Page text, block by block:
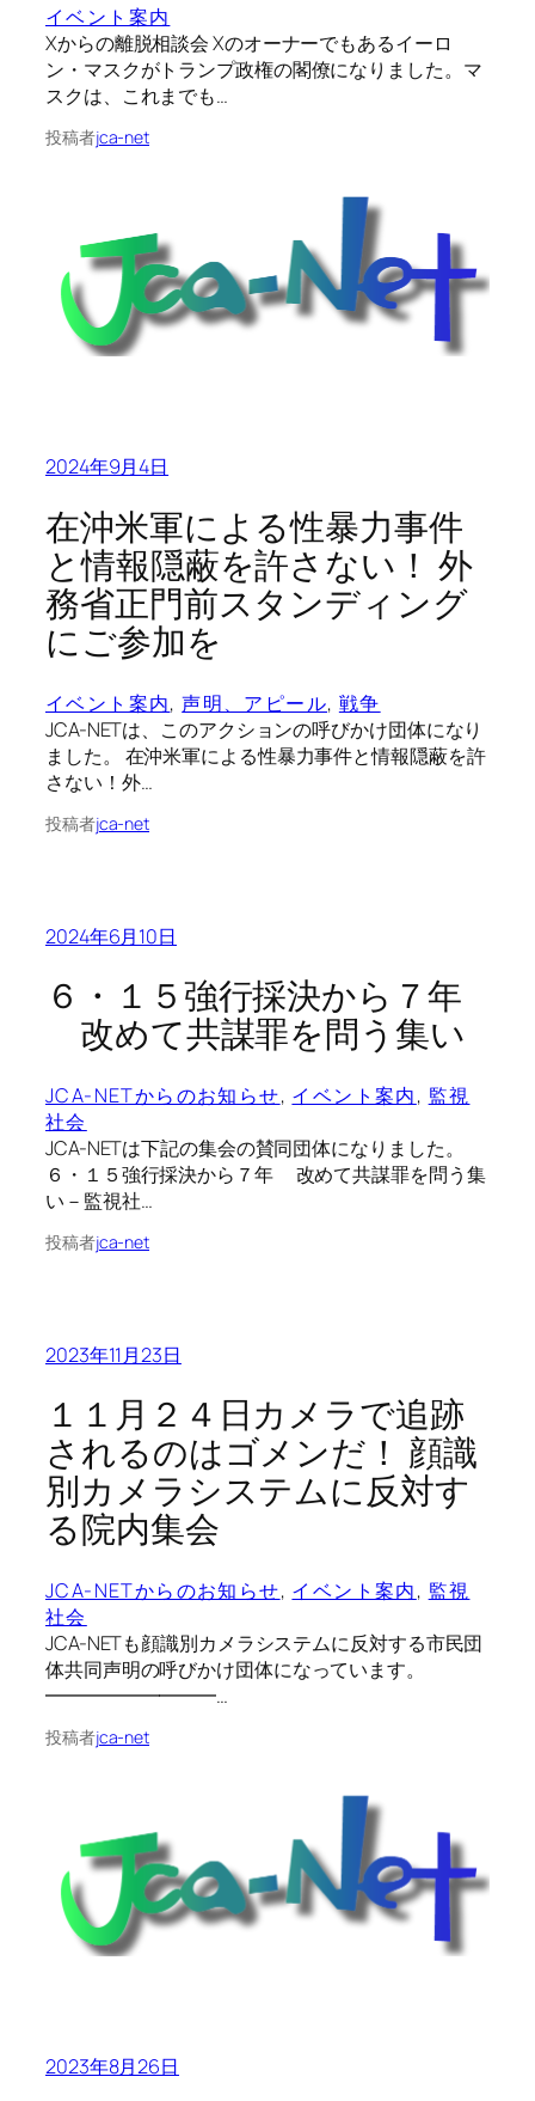
イベント案内
Xからの離脱相談会 Xのオーナーでもあるイーロ
ン・マスクがトランプ政権の閣僚になりました。マ
スクは、これまでも…
投稿者jca-net
2024年9月4日
在沖米軍による性暴力事件
と情報隠蔽を許さない！ 外
務省正門前スタンディング
にご参加を
イベント案内, 声明、アピール, 戦争
JCA-NETは、このアクションの呼びかけ団体になり
ました。 在沖米軍による性暴力事件と情報隠蔽を許
さない！外…
投稿者jca-net
2024年6月10日
６・１５強行採決から７年
改めて共謀罪を問う集い
JCA-NETからのお知らせ, イベント案内, 監視
社会
JCA-NETは下記の集会の賛同団体になりました。
６・１５強行採決から７年 改めて共謀罪を問う集
い－監視社…
投稿者jca-net
2023年11月23日
１１月２４日カメラで追跡
されるのはゴメンだ！ 顔識
別カメラシステムに反対す
る院内集会
JCA-NETからのお知らせ, イベント案内, 監視
社会
JCA-NETも顔識別カメラシステムに反対する市民団
体共同声明の呼びかけ団体になっています。
━━━━━━━━━…
投稿者jca-net
2023年8月26日